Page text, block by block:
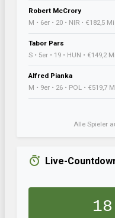
Robert McCrory
M • 6er • 20 • NIR • €182,5
Tabor Pars
S • 5er • 19 • HUN • €149,2
Alfred Pianka
M • 9er • 26 • POL • €519,7
Alle Spieler
Live-